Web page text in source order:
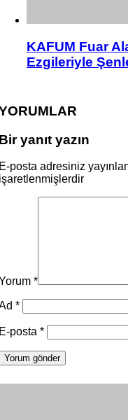
KAFUM Fuar
Ezgileriyle
yanıt yazın
posta adresiniz
*
*
posta *